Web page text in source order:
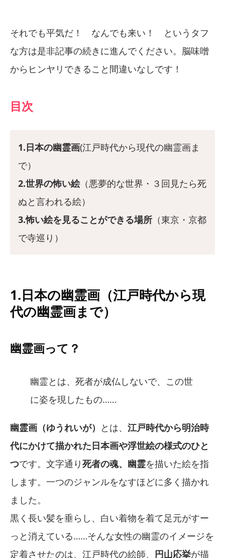
それでも平気だ！ なんでも来い！ というタフ
な方は是非記事の続きに進んでください。脳味噌
からヒンヤリできること間違いなしです！
目次
1.日本の幽霊画(江戸時代から現代の幽霊画ま
で）
2.世界の怖い絵（悪夢的な世界・３回見たら死
ぬと言われる絵）
3.怖い絵を見ることができる場所 （東京・京都
で寺巡り）
1.日本の幽霊画（江戸時代から現
代の幽霊画まで）
幽霊画って？
幽霊とは、死者が成仏しないで、この世
に姿を現したもの……
幽霊画（ゆうれいが） とは、 江戸時代から明治時
代にかけて描かれた日本画や浮世絵の様式のひと
つです。文字通り死者の魂、幽霊を描いた絵を指
します。一つのジャンルをなすほどに多く描かれ
ました。
黒く長い髪を垂らし、白い着物を着て足元がすー
っと消えている……そんな女性の幽霊のイメージを
定着させたのは、江戸時代の絵師、 円山応挙が描